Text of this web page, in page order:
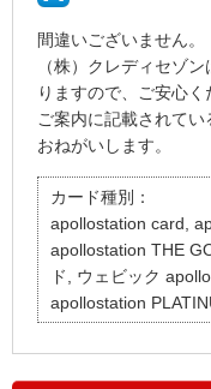
間違いございません。
（株）クレディセゾ
りますので、ご安心く
ご案内に記載されて
おねがいします。
カード種別：
apollostation card,
apollostation THE
ド, ウェビック
apollostation